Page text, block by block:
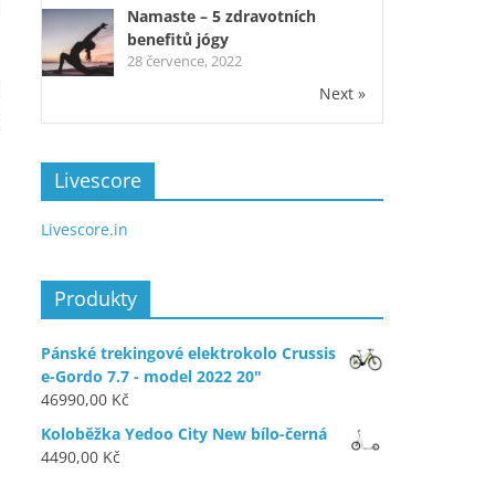
Namaste – 5 zdravotních
benefitů jógy
28 července, 2022
Next »
Livescore
Livescore.in
Produkty
Pánské trekingové elektrokolo Crussis
e-Gordo 7.7 - model 2022 20"
46990,00 Kč
Koloběžka Yedoo City New bílo-černá
4490,00 Kč